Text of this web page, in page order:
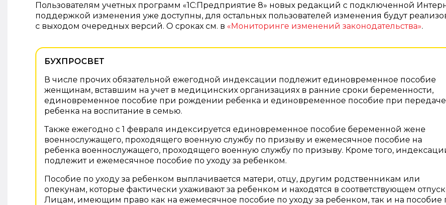
Пользователям учетных программ «1С:Предприятие 8» новых редакций с подключенной
поддержкой изменения уже доступны, для остальных пользователей изменения будут
с выходом очередных версий. О сроках см. в «Мониторинге изменений законодательства».
БУХПРОСВЕТ
В числе прочих обязательной ежегодной индексации подлежит единовременное пособие
женщинам, вставшим на учет в медицинских организациях в ранние сроки беременности,
единовременное пособие при рождении ребенка и единовременное пособие при передаче
ребенка на воспитание в семью.
Также ежегодно с 1 февраля индексируется единовременное пособие беременной жене
военнослужащего, проходящего военную службу по призыву и ежемесячное пособие на
ребенка военнослужащего, проходящего военную службу по призыву. Кроме того,
подлежит и ежемесячное пособие по уходу за ребенком.
Пособие по уходу за ребенком выплачивается матери, отцу, другим родственникам или
опекунам, которые фактически ухаживают за ребенком и находятся в соответствующем
Лицам, имеющим право как на ежемесячное пособие по уходу за ребенком, так и на пособие